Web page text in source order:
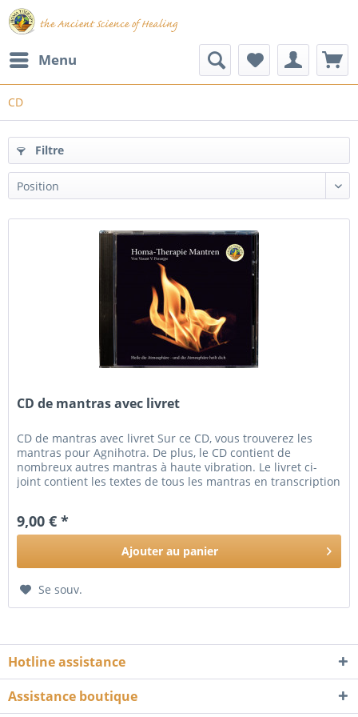
Menu
CD
Filtre
CD de mantras avec livret
CD de mantras avec livret Sur ce CD, vous trouverez les
mantras pour Agnihotra. De plus, le CD contient de
nombreux autres mantras à haute vibration. Le livret ci-
joint contient les textes de tous les mantras en transcription
9,00 € *
Ajouter au panier
Se souv.
Hotline assistance
Assistance boutique